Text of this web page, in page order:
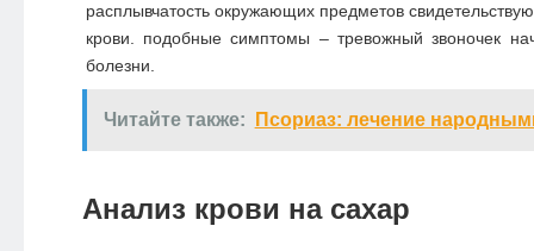
расплывчатость окружающих предметов
крови. подобные симптомы – тревожный звоночек
болезни.
Читайте также: Псориаз: лечение
Анализ крови на сахар